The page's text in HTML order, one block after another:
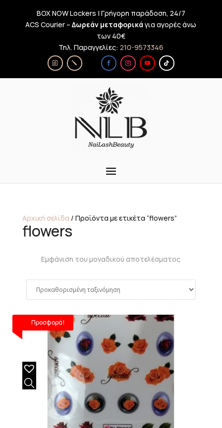
BOX NOW Lockers | Γρήγορη παράδοση, 24/7
ACS Courier –Δωρεάν μεταφορικά για αγορές άνω
των 40€
Τηλ. Παραγγελίες: 210-9573346
Αρχική σελίδα / Προϊόντα με ετικέτα “flowers”
flowers
Εμφάνιση του μοναδικού αποτελέσματος
Προσφορά!